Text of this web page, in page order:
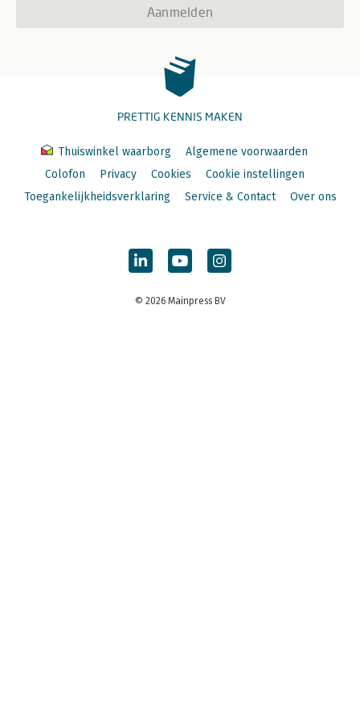
Aanmelden
PRETTIG KENNIS MAKEN
Thuiswinkel waarborg
Algemene voorwaarden
Colofon
Privacy Cookies
Cookie instellingen
Toegankelijkheidsverklaring
Service & Contact Over ons
© 2026 Mainpress BV